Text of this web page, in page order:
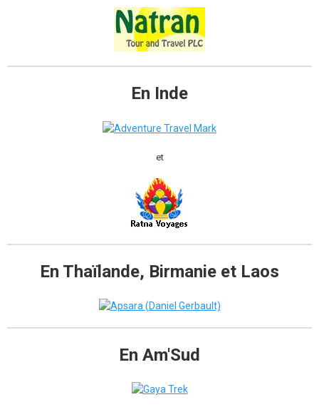
En Inde
et
En Thaïlande, Birmanie et Laos
En Am'Sud